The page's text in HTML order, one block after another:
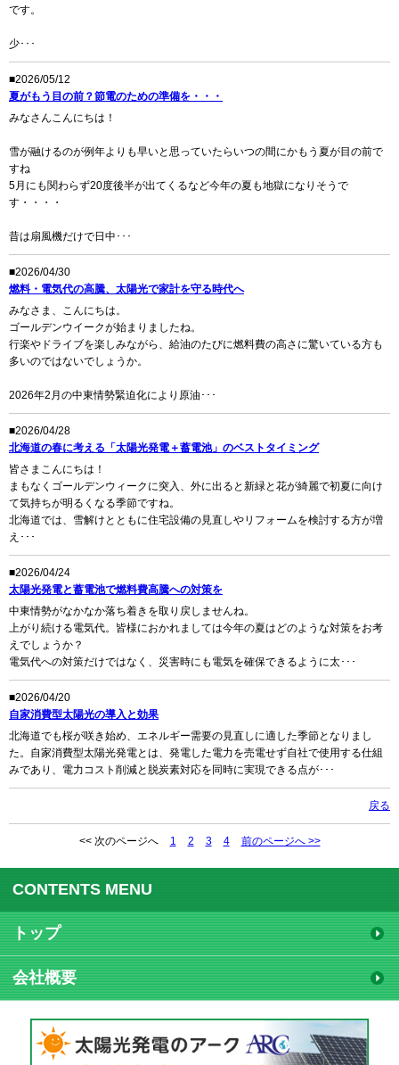
です。
少･･･
■2026/05/12
夏がもう目の前？節電のための準備を・・・
みなさんこんにちは！
雪が融けるのが例年よりも早いと思っていたらいつの間にかもう夏が目の前で
すね
5月にも関わらず20度後半が出てくるなど今年の夏も地獄になりそうで
す・・・・
昔は扇風機だけで日中･･･
■2026/04/30
燃料・電気代の高騰、太陽光で家計を守る時代へ
みなさま、こんにちは。
ゴールデンウイークが始まりましたね。
行楽やドライブを楽しみながら、給油のたびに燃料費の高さに驚いている方も
多いのではないでしょうか。
2026年2月の中東情勢緊迫化により原油･･･
■2026/04/28
北海道の春に考える「太陽光発電＋蓄電池」のベストタイミング
皆さまこんにちは！
まもなくゴールデンウィークに突入、外に出ると新緑と花が綺麗で初夏に向け
て気持ちが明るくなる季節ですね。
北海道では、雪解けとともに住宅設備の見直しやリフォームを検討する方が増
え･･･
■2026/04/24
太陽光発電と蓄電池で燃料費高騰への対策を
中東情勢がなかなか落ち着きを取り戻しませんね。
上がり続ける電気代。皆様におかれましては今年の夏はどのような対策をお考
えでしょうか？
電気代への対策だけではなく、災害時にも電気を確保できるように太･･･
■2026/04/20
自家消費型太陽光の導入と効果
北海道でも桜が咲き始め、エネルギー需要の見直しに適した季節となりまし
た。自家消費型太陽光発電とは、発電した電力を売電せず自社で使用する仕組
みであり、電力コスト削減と脱炭素対応を同時に実現できる点が･･･
戻る
<< 次のページへ 1 2 3 4 前のページへ >>
CONTENTS MENU
トップ
会社概要